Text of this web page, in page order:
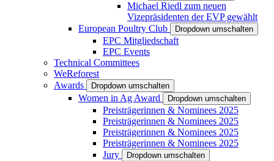
Michael Riedl zum neuen
Vizepräsidenten der EVP gewählt
European Poultry Club
Dropdown umschalten
EPC Mitgliedschaft
EPC Events
Technical Committees
WeReforest
Awards
Dropdown umschalten
Women in Ag Award Dropdown umschalten
Preisträgerinnen & Nominees 2025
Preisträgerinnen & Nominees 2025
Preisträgerinnen & Nominees 2025
Preisträgerinnen & Nominees 2025
Jury
Dropdown umschalten